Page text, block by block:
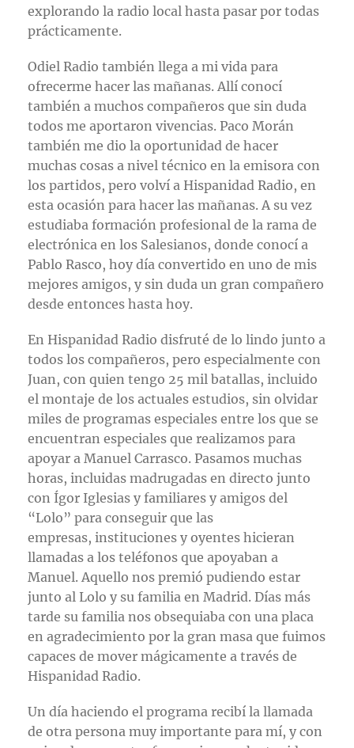
explorando la radio local hasta pasar por todas
prácticamente.
Odiel Radio también llega a mi vida para
ofrecerme hacer las mañanas. Allí conocí
también a muchos compañeros que sin duda
todos me aportaron vivencias. Paco Morán
también me dio la oportunidad de hacer
muchas cosas a nivel técnico en la emisora con
los partidos, pero volví a Hispanidad Radio, en
esta ocasión para hacer las mañanas. A su vez
estudiaba formación profesional de la rama de
electrónica en los Salesianos, donde conocí a
Pablo Rasco, hoy día convertido en uno de mis
mejores amigos, y sin duda un gran compañero
desde entonces hasta hoy.
En Hispanidad Radio disfruté de lo lindo junto a
todos los compañeros, pero especialmente con
Juan, con quien tengo 25 mil batallas, incluido
el montaje de los actuales estudios, sin olvidar
miles de programas especiales entre los que se
encuentran especiales que realizamos para
apoyar a Manuel Carrasco. Pasamos muchas
horas, incluidas madrugadas en directo junto
con Ígor Iglesias y familiares y amigos del
“Lolo” para conseguir que las
empresas, instituciones y oyentes hicieran
llamadas a los teléfonos que apoyaban a
Manuel. Aquello nos premió pudiendo estar
junto al Lolo y su familia en Madrid. Días más
tarde su familia nos obsequiaba con una placa
en agradecimiento por la gran masa que fuimos
capaces de mover mágicamente a través de
Hispanidad Radio.
Un día haciendo el programa recibí la llamada
de otra persona muy importante para mí, y con